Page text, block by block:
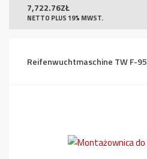
7,722.76ZŁ
NETTO PLUS 19% MWST.
Reifenwuchtmaschine TW F-95